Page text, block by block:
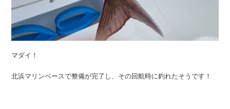
マダイ！
北浜マリンベースで整備が完了し、その回航時に釣れたそうです！